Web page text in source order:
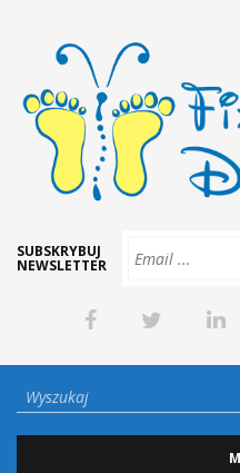
SUBSKRYBUJ
NEWSLETTER